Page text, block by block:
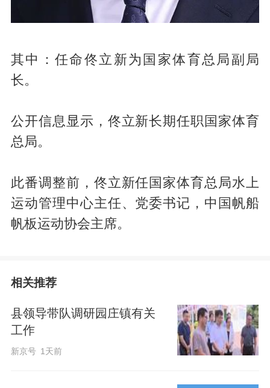
其中：任命佟立新为国家体育总局副局
长。
公开信息显示，佟立新长期任职国家体育
总局。
此番调整前，佟立新任国家体育总局水上
运动管理中心主任、党委书记，中国帆船
帆板运动协会主席。
相关推荐
县领导带队调研园庄镇有关
工作
新京号 1天前